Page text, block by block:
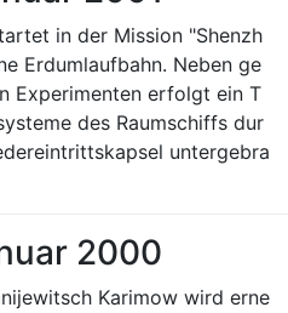
in der Mission "Shenzh
Erdumlaufbahn. Neben ge
Experimenten erfolgt ein T
des Raumschiffs dur
untergebra
2000
Karimow wird erne